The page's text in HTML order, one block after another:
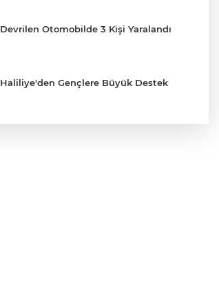
Devrilen Otomobilde 3 Kişi Yaralandı
Haliliye'den Gençlere Büyük Destek